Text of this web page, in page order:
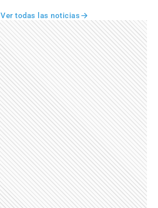
Ver todas las noticias